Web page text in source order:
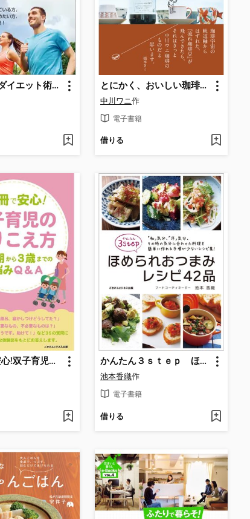
モデル体型ダイエット術 ～ウォーキングでモデルのように痩せる!～ とにかく、おいしい珈琲が飲みたい
中川ワニ作
電子書籍
借りる
この1冊で安心!双子育児の乗りこえ方―乳児期から3歳までのお悩み相談Q&A― かんたん３ｓｔｅｐ ほめられおつまみレシピ42品
池本香織作
電子書籍
借りる